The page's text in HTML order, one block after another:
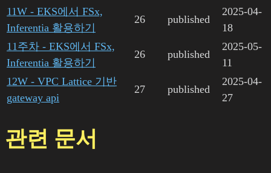
11W - EKS에서 FSx,
Inferentia 활용하기
26 published
2025-04-
18
11주차 - EKS에서 FSx,
Inferentia 활용하기
26 published
2025-05-
11
12W - VPC Lattice 기반
gateway api
27 published
2025-04-
27
관련 문서